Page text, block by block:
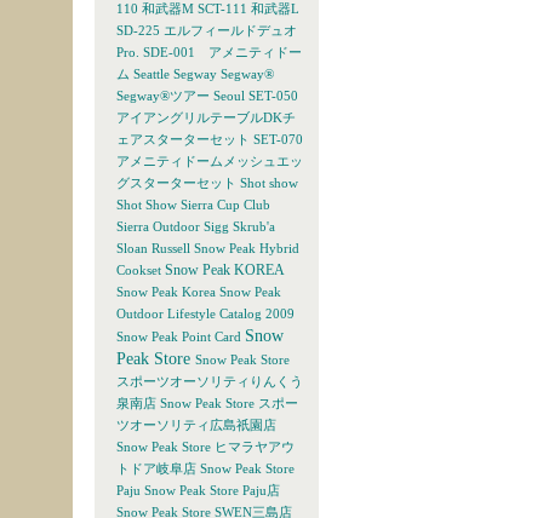
110 和武器M SCT-111 和武器L
SD-225 エルフィールドデュオ
Pro. SDE-001 アメニティドー
ム Seattle Segway Segway®
Segway®ツアー Seoul SET-050
アイアングリルテーブルDKチ
ェアスターターセット SET-070
アメニティドームメッシュエッ
グスターターセット Shot show
Shot Show Sierra Cup Club
Sierra Outdoor Sigg Skrub'a
Sloan Russell Snow Peak Hybrid
Cookset Snow Peak KOREA
Snow Peak Korea Snow Peak
Outdoor Lifestyle Catalog 2009
Snow Peak Point Card Snow
Peak Store Snow Peak Store
スポーツオーソリティりんくう
泉南店 Snow Peak Store スポー
ツオーソリティ広島祇園店
Snow Peak Store ヒマラヤアウ
トドア岐阜店 Snow Peak Store
Paju Snow Peak Store Paju店
Snow Peak Store SWEN三島店